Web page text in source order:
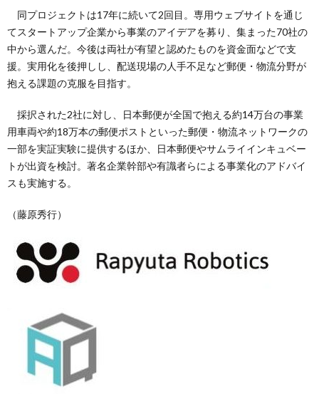
同プロジェクトは17年に続いて2回目。専用ウェブサイトを通じ
てスタートアップ企業から事業のアイデアを募り、集まった70社の
中から選んだ。今後は両社が有望と認めたものを資金面などで支
援。実用化を後押しし、配送現場の人手不足など郵便・物流分野が
抱える課題の克服を目指す。
採択された2社に対し、日本郵便が全国で抱える約14万台の事業
用車両や約18万本の郵便ポストといった郵便・物流ネットワークの
一部を実証実験に提供するほか、日本郵便やサムライインキュベー
トが出資を検討。著名企業幹部や有識者らによる事業化のアドバイ
スも実施する。
（藤原秀行）